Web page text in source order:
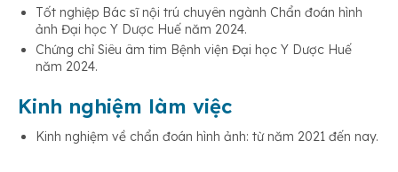
Tốt nghiệp Bác sĩ nội trú chuyên ngành Chẩn đoán hình
ảnh Đại học Y Dược Huế năm 2024.
Chứng chỉ Siêu âm tim Bệnh viện Đại học Y Dược Huế
năm 2024.
Kinh nghiệm làm việc
Kinh nghiệm về chẩn đoán hình ảnh: từ năm 2021 đến nay.